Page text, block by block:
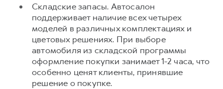
Складские запасы. Автосалон
поддерживает наличие всех четырех
моделей в различных комплектациях и
цветовых решениях. При выборе
автомобиля из складской программы
оформление покупки занимает 1-2 часа, что
особенно ценят клиенты, принявшие
решение о покупке.